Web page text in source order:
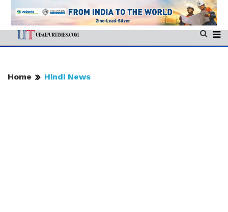
Home Hindi News